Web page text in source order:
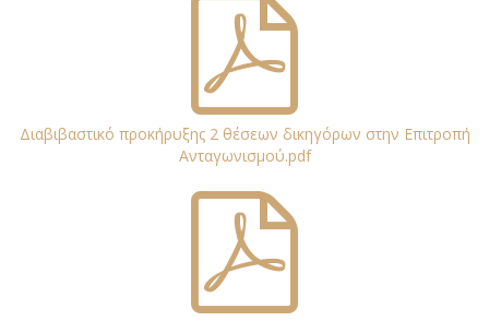
Διαβιβαστικό προκήρυξης 2 θέσεων δικηγόρων στην Επιτροπή
Ανταγωνισμού.pdf